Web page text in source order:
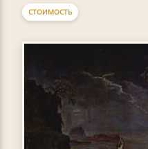
СТОИМОСТЬ